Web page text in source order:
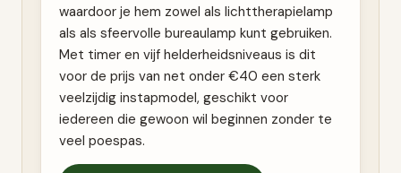
waardoor je hem zowel als lichttherapielamp
als als sfeervolle bureaulamp kunt gebruiken.
Met timer en vijf helderheidsniveaus is dit
voor de prijs van net onder €40 een sterk
veelzijdig instapmodel, geschikt voor
iedereen die gewoon wil beginnen zonder te
veel poespas.